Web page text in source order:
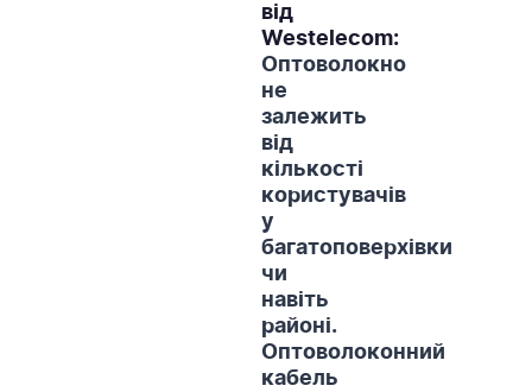
від
Westelecom:
Оптоволокно
не
залежить
від
кількості
користувачів
у
багатоповерхівки
чи
навіть
районі.
Оптоволоконний
кабель